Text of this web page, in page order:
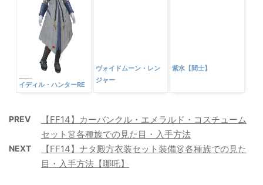
イディル・ハンターRE
ヴォイドムーン・レン
【FF14】カーバンクル・エメラルド・コスチューム
セット👗各種族での見た目・入手方法
【FF14】ナタ殿方衣装セット装備👗各種族での見た